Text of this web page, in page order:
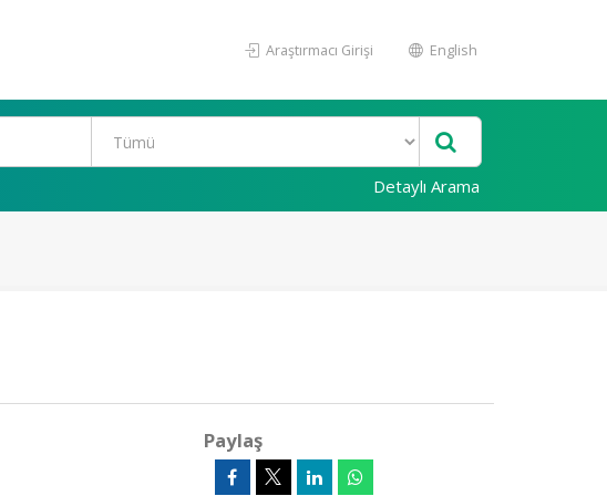
Araştırmacı Girişi English
Detaylı Arama
Paylaş